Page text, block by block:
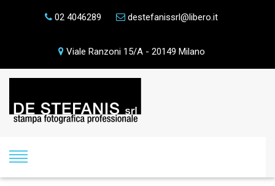
02 4046289 destefanissrl@libero.it
Viale Ranzoni 15/A - 20149 Milano